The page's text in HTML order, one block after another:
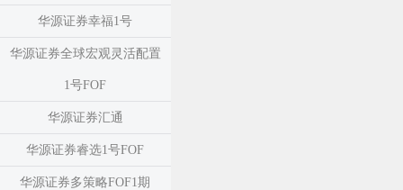
华源证券幸福1号
华源证券全球宏观灵活配置
1号FOF
华源证券汇通
华源证券睿选1号FOF
华源证券多策略FOF1期